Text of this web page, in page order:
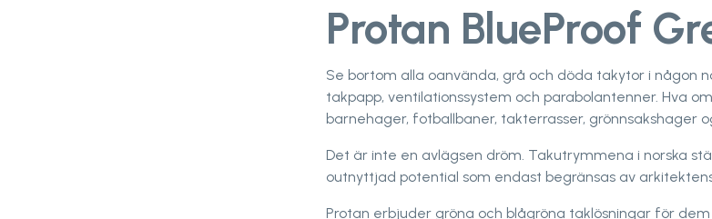
Protan BlueProof
Se bortom alla oanvända, grå och döda takytor i någon
takpapp, ventilationssystem och parabolantenner. Hva
barnehager, fotballbaner, takterrasser, grönnsakshager
Det är inte en avlägsen dröm. Takutrymmena i norska
outnyttjad potential som endast begränsas av
Protan erbjuder gröna och blågröna taklösningar för